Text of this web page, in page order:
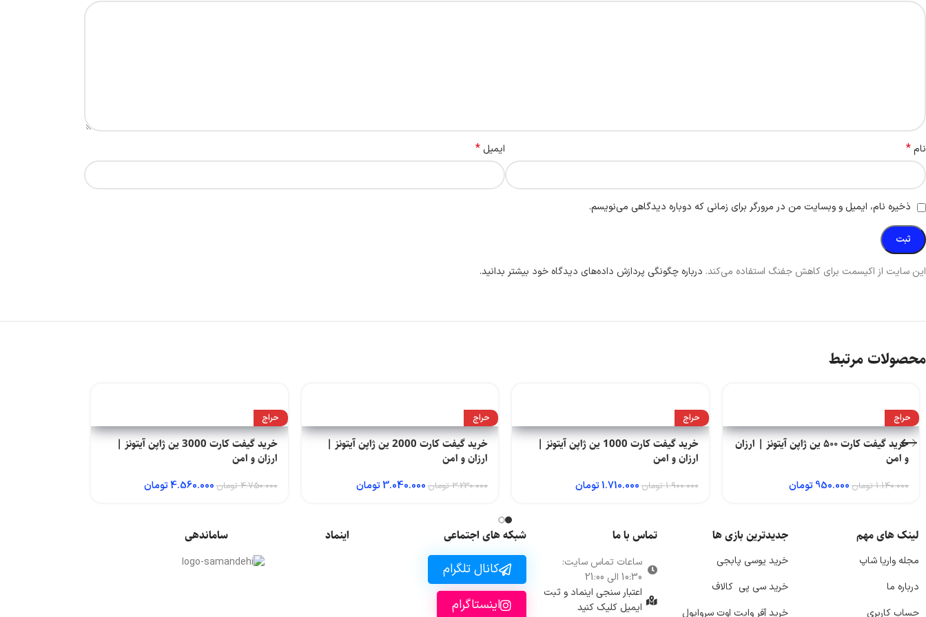
نام* ایمیل *
ذخیره نام، ایمیل و وبسایت من در مرورگر برای زمانی که دوباره دیدگاهی می‌نویسم.
این سایت از اکیسمت برای کاهش جفنگ استفاده می‌کند. درباره چگونگی پردازش داده‌های دیدگاه خود بیشتر بدانید.
محصولات مرتبط
حراج
خرید گیفت کارت ۵۰۰ ین ژاپن آیتونز | ارزان
و امن
1.140.000 تومان 950.000تومان
حراج
خرید گیفت کارت 1000 ین ژاپن آیتونز |
ارزان و امن
1.900.000 تومان1.710.000تومان
حراج
خرید گیفت کارت 2000 ین ژاپن آیتونز |
ارزان و امن
3.230.000 تومان 3.040.000تومان
حراج
خرید گیفت کارت 3000 ین ژاپن آیتونز |
ارزان و امن
4.750.000 تومان4.560.000تومان
لینک های مهم
مجله واریا شاپ
درباره ما
حساب کاربری
جدیدترین بازی ها
خرید یوسی پابجی
خرید سی پی کالاف
خرید آفر وایت اوت سروایول
تماس با ما
ساعات تماس سایت:
10:30 الی 21:00
اعتبار سنجی اینماد و ثبت
ایمیل کلیک کنید
شبکه های اجتماعی
کانال تلگرام
اینستاگرام
اینماد ساماندهی